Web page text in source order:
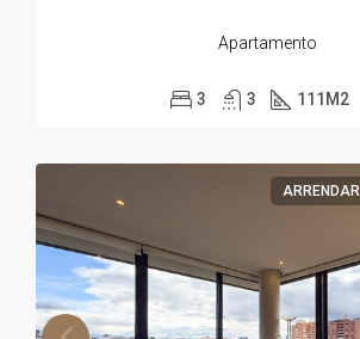
Apartamento
3 3 111 M2
ARRENDAR